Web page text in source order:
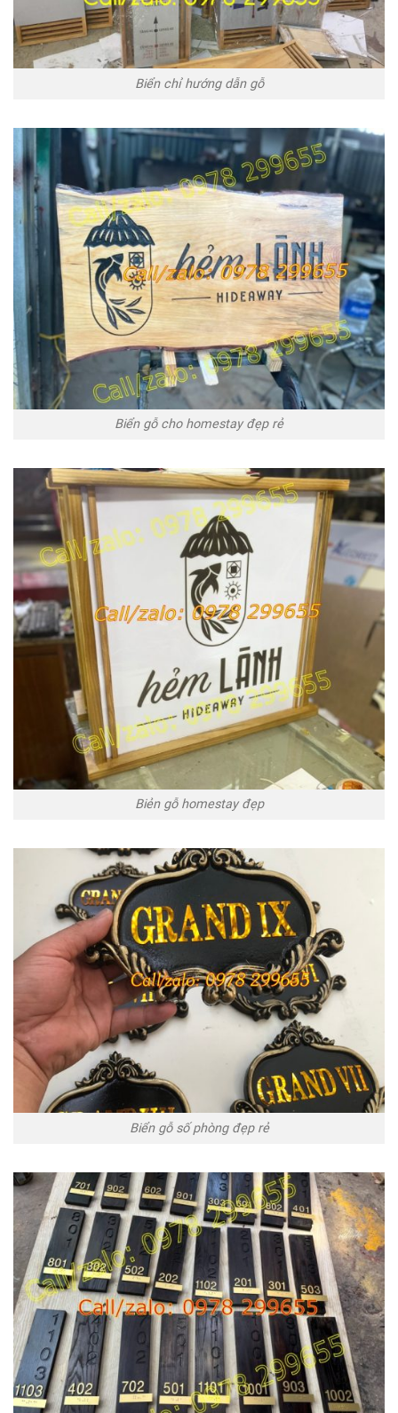
Biển chỉ hướng dẫn gỗ
Biển gỗ cho homestay đẹp rẻ
Biẻn gỗ homestay đẹp
Biển gỗ số phòng đẹp rẻ